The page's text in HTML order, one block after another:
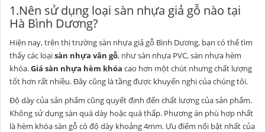
1.Nên sử dụng loại sàn nhựa giả gỗ nào tại
Hà Bình Dương?
Hiện nay, trên thị trường sàn nhựa giả gỗ Bình Dương, bạn có thể tìm
thấy các loạisàn nhựa vân gỗ, như sàn nhựa PVC, sàn nhựa hèm
khóa.Giá sàn nhựa hèm khóa cao hơn một chút nhưng chất lượng
tốt hơn rất nhiều. Đây cũng là tầng được khuyến nghị của chúng tôi.
Độ dày của sản phẩm cũng quyết định đến chất lượng của sản phẩm.
Không sử dụng sàn quá dày hoặc quá thấp. Phương án phù hợp nhất
là hèm khóa sàn gỗ có độ dày khoảng 4mm. Ưu điểm nổi bật nhất của